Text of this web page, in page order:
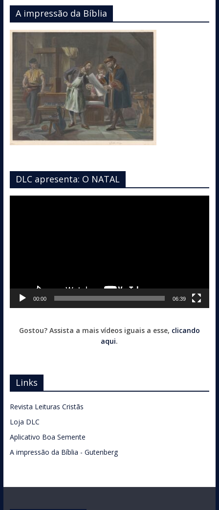
A impressão da Bíblia
DLC apresenta: O NATAL
00:00 06:39
Gostou? Assista a mais vídeos iguais a esse, clicando
aqui.
Links
Revista Leituras Cristãs
Loja DLC
Aplicativo Boa Semente
A impressão da Bíblia - Gutenberg